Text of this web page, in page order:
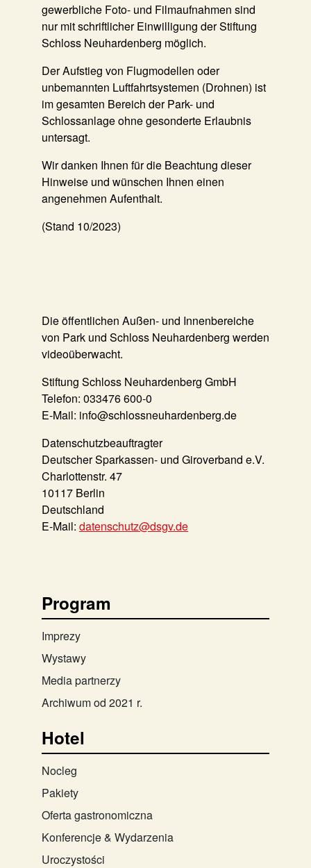
gewerbliche Foto- und Filmaufnahmen sind
nur mit schriftlicher Einwilligung der Stiftung
Schloss Neuhardenberg möglich.
Der Aufstieg von Flugmodellen oder
unbemannten Luftfahrtsystemen (Drohnen) ist
im gesamten Bereich der Park- und
Schlossanlage ohne gesonderte Erlaubnis
untersagt.
Wir danken Ihnen für die Beachtung dieser
Hinweise und wünschen Ihnen einen
angenehmen Aufenthalt.
(Stand 10/2023)
Die öffentlichen Außen- und Innenbereiche
von Park und Schloss Neuhardenberg werden
videoüberwacht.
Stiftung Schloss Neuhardenberg GmbH
Telefon: 033476 600-0
E-Mail: info@schlossneuhardenberg.de
Datenschutzbeauftragter
Deutscher Sparkassen- und Giroverband e.V.
Charlottenstr. 47
10117 Berlin
Deutschland
E‐Mail: datenschutz@dsgv.de
Program
Imprezy
Wystawy
Media partnerzy
Archiwum od 2021 r.
Hotel
Nocleg
Pakiety
Oferta gastronomiczna
Konferencje & Wydarzenia
Uroczystości